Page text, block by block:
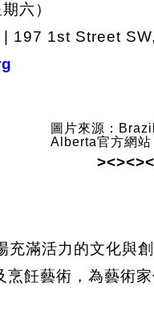
六）
197 1st Street
圖片來源：
Alberta官方網站
滿活力的文化與
飪藝術，為藝術